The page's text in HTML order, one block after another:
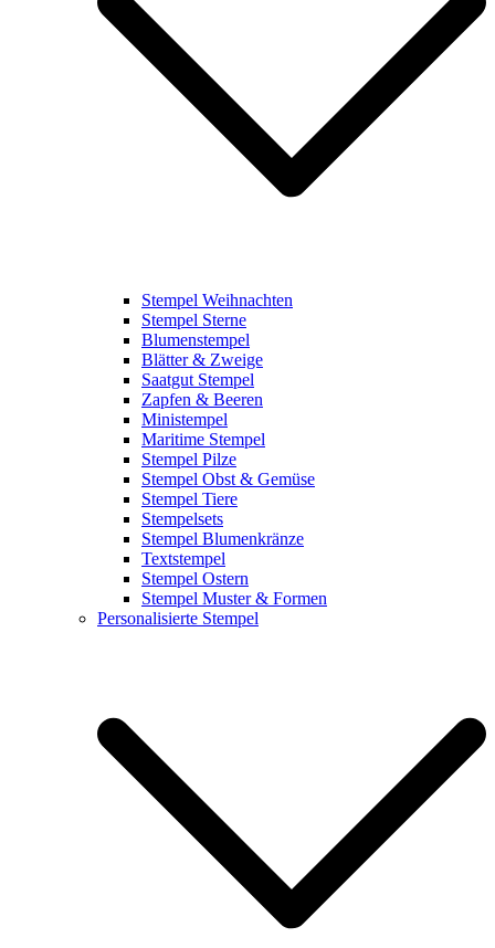
Stempel Weihnachten
Stempel Sterne
Blumenstempel
Blätter & Zweige
Saatgut Stempel
Zapfen & Beeren
Ministempel
Maritime Stempel
Stempel Pilze
Stempel Obst & Gemüse
Stempel Tiere
Stempelsets
Stempel Blumenkränze
Textstempel
Stempel Ostern
Stempel Muster & Formen
Personalisierte Stempel